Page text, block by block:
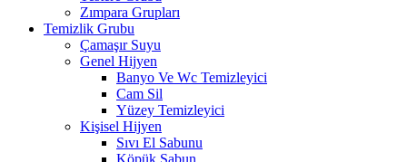
Zımpara Grupları
Temizlik Grubu
Çamaşır Suyu
Genel Hijyen
Banyo Ve Wc Temizleyici
Cam Sil
Yüzey Temizleyici
Kişisel Hijyen
Sıvı El Sabunu
Köpük Sabun